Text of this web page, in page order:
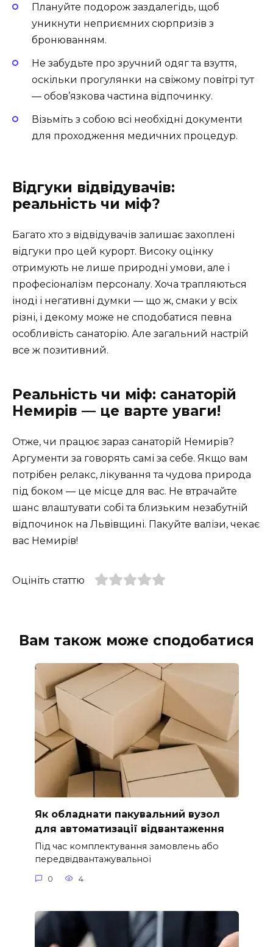
Плануйте подорож заздалегідь, щоб
уникнути неприємних сюрпризів з
бронюванням.
Не забудьте про зручний одяг та взуття,
оскільки прогулянки на свіжому повітрі тут
— обов’язкова частина відпочинку.
Візьміть з собою всі необхідні документи
для проходження медичних процедур.
Відгуки відвідувачів:
реальність чи міф?
Багато хто з відвідувачів залишає захоплені
відгуки про цей курорт. Високу оцінку
отримують не лише природні умови, але і
професіоналізм персоналу. Хоча трапляються
іноді і негативні думки — що ж, смаки у всіх
різні, і декому може не сподобатися певна
особливість санаторію. Але загальний настрій
все ж позитивний.
Реальність чи міф: санаторій
Немирів — це варте уваги!
Отже, чи працює зараз санаторій Немирів?
Аргументи за говорять самі за себе. Якщо вам
потрібен релакс, лікування та чудова природа
під боком — це місце для вас. Не втрачайте
шанс влаштувати собі та близьким незабутній
відпочинок на Львівщині. Пакуйте валізи, чекає
вас Немирів!
Оцініть статтю
Вам також може сподобатися
Як обладнати пакувальний вузол
для автоматизації відвантаження
Під час комплектування замовлень або
передвідвантажувальної
0 4